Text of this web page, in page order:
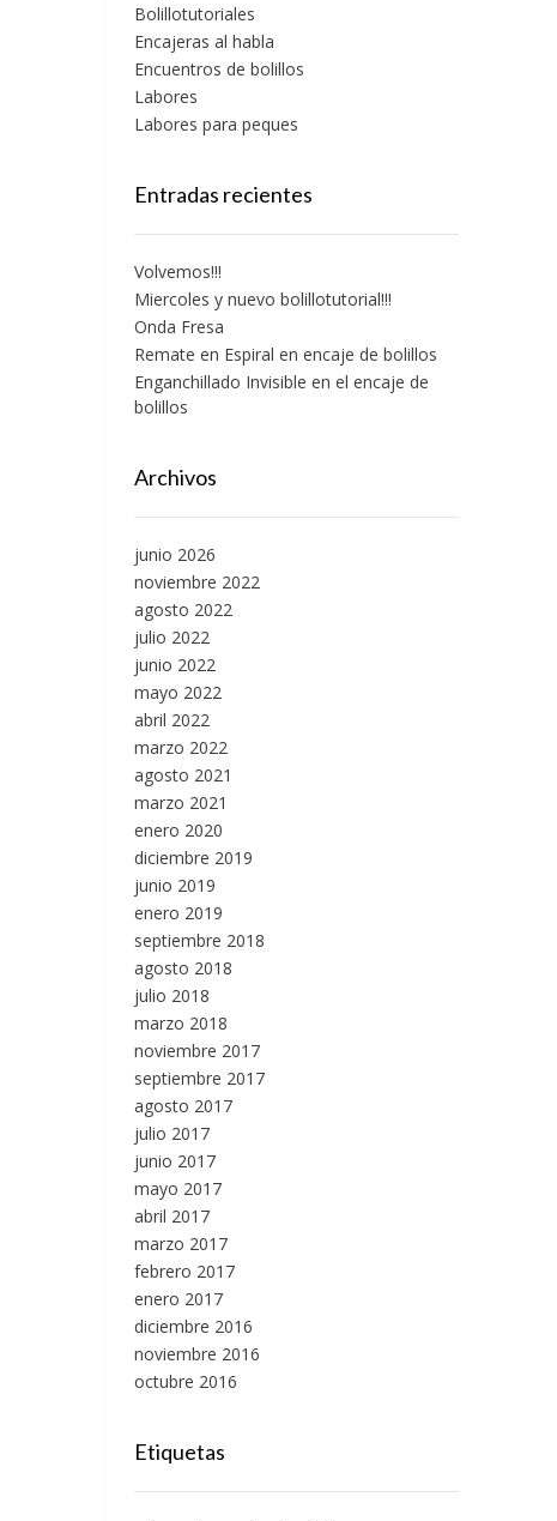
Bolillotutoriales
Encajeras al habla
Encuentros de bolillos
Labores
Labores para peques
Entradas recientes
Volvemos!!!
Miercoles y nuevo bolillotutorial!!!
Onda Fresa
Remate en Espiral en encaje de bolillos
Enganchillado Invisible en el encaje de
bolillos
Archivos
junio 2026
noviembre 2022
agosto 2022
julio 2022
junio 2022
mayo 2022
abril 2022
marzo 2022
agosto 2021
marzo 2021
enero 2020
diciembre 2019
junio 2019
enero 2019
septiembre 2018
agosto 2018
julio 2018
marzo 2018
noviembre 2017
septiembre 2017
agosto 2017
julio 2017
junio 2017
mayo 2017
abril 2017
marzo 2017
febrero 2017
enero 2017
diciembre 2016
noviembre 2016
octubre 2016
Etiquetas